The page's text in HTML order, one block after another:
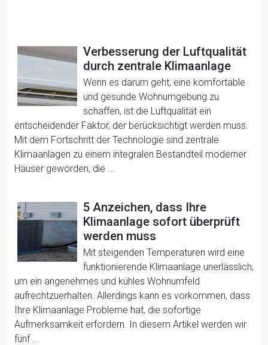
Verbesserung der Luftqualität
durch zentrale Klimaanlage
Wenn es darum geht, eine komfortable
und gesunde Wohnumgebung zu
schaffen, ist die Luftqualität ein
entscheidender Faktor, der berücksichtigt werden muss.
Mit dem Fortschritt der Technologie sind zentrale
Klimaanlagen zu einem integralen Bestandteil moderner
Häuser geworden, die ...
5 Anzeichen, dass Ihre
Klimaanlage sofort überprüft
werden muss
Mit steigenden Temperaturen wird eine
funktionierende Klimaanlage unerlässlich,
um ein angenehmes und kühles Wohnumfeld
aufrechtzuerhalten. Allerdings kann es vorkommen, dass
Ihre Klimaanlage Probleme hat, die sofortige
Aufmerksamkeit erfordern. In diesem Artikel werden wir
fünf ...